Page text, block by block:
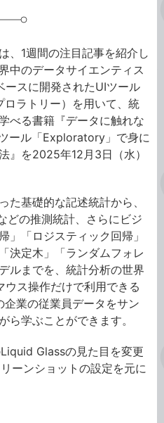
、1週間の注目記事を紹介し
中のデータサイエンティス
ースに開発されたUIツール
ラトリー）を用いて、統
べる書籍『データに触れな
ール「Exploratory」で身に
』を2025年12月3日（水）
た基礎的な記述統計から、
どの推測統計、さらにビジ
」「ロジスティック回帰」
決定木」「ランダムフォレ
ルまでを、統計分析の世界
ス操作だけで利用できる
業の従業員データをサン
ら学ぶことができます。
Glassの見た目を変更
ーンショットの設定を元に